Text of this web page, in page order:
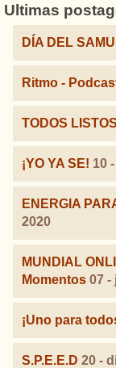
Ultimas
DÍA DEL
Ritmo -
TODOS LISTOS
¡YO YA SE! 10
ENERGIA
2020
MUNDIAL
Momentos 07 -
¡Uno para
S.P.E.E.D 20 -